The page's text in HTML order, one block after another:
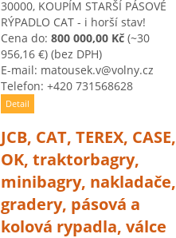
30000, KOUPÍM STARŠÍ PÁSOVÉ
RÝPADLO CAT - i horší stav!
Cena do: 800 000,00 Kč (~30
956,16 €) (bez DPH)
E-mail: matousek.v@volny.cz
Telefon: +420 731568628
Detail
JCB, CAT, TEREX, CASE,
OK, traktorbagry,
minibagry, nakladače,
gradery, pásová a
kolová rypadla, válce